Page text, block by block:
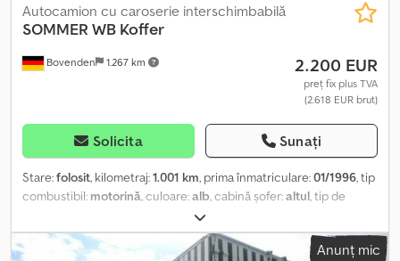
Bovenden 1.267 km
Autocamion cu caroserie interschimbabilă
SOMMER WB Koffer
2.200 EUR
preț fix plus TVA
(2.618 EUR brut)
Solicita Sunați
Stare:folosit, kilometraj:1.001 km, prima înmatriculare:01/1996, tip
combustibil: motorină, culoare:alb, cabină șofer:altul, tip de
, lungimea spațiului de încărcare:
spațiului de încărcare:2.430 mm, înălțime spațiu de încărcare:
2.680 mm, An de fabricație: 1996
, Locația vehiculului: Bovenden,
Anunț mic